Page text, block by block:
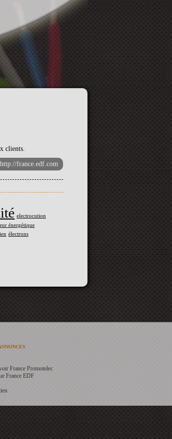
clients.
http://france.edf.com
electrocution
énergétique
électrons
France Promotelec
France EDF